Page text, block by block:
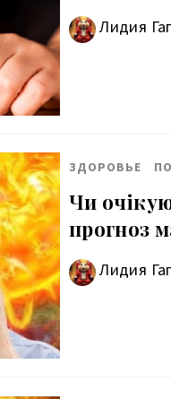
Лидия
ЗДОРОВЬЕ
Чи
прогноз
Лидия